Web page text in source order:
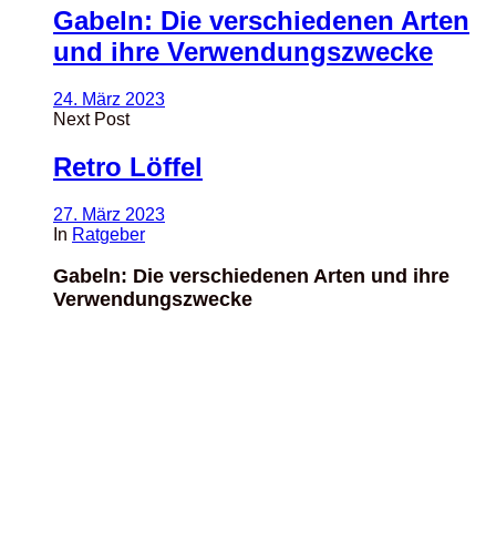
Gabeln: Die verschiedenen Arten
und ihre Verwendungszwecke
24. März 2023
Next Post
Retro Löffel
27. März 2023
In Ratgeber
Gabeln: Die verschiedenen Arten und ihre
Verwendungszwecke